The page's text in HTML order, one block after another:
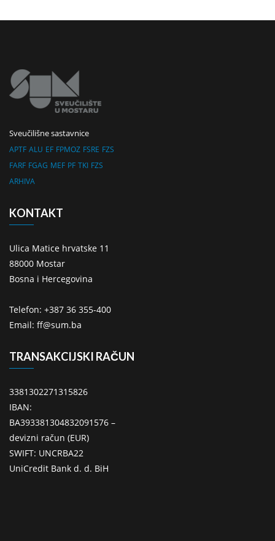
Sveučilišne sastavnice
APTF ALU EF FPMOZ FSRE FZS
FARF FGAG MEF PF TKI FZS
ARHIVA
KONTAKT
Ulica Matice hrvatske 11
88000 Mostar
Bosna i Hercegovina
Telefon: +387 36 355-400
Email: ff@sum.ba
TRANSAKCIJSKI RAČUN
3381302271315826
IBAN:
BA393381304832091576 –
devizni račun (EUR)
SWIFT: UNCRBA22
UniCredit Bank d. d. BiH